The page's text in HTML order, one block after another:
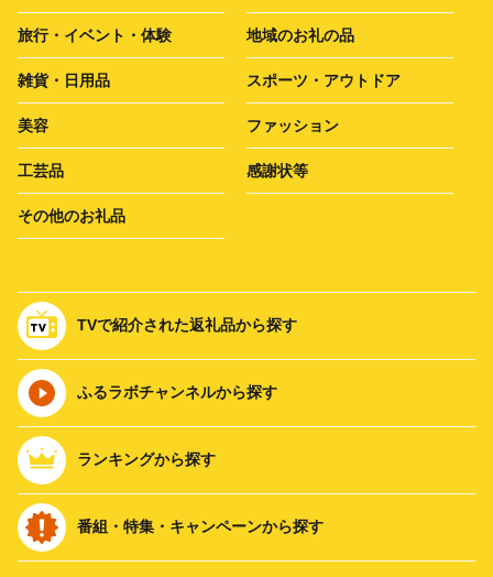
旅行・イベント・体験 地域のお礼の品
雑貨・日用品 スポーツ・アウトドア
美容 ファッション
工芸品 感謝状等
その他のお礼品
TVで紹介された返礼品から探す
ふるラボチャンネルから探す
ランキングから探す
番組・特集・キャンペーンから探す